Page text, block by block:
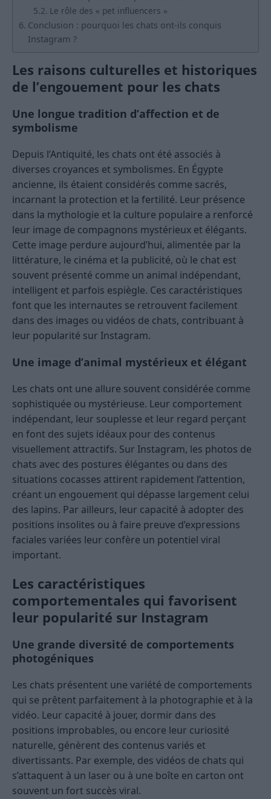
Le rôle des « pet influencers »
Conclusion : pourquoi les chats ont-ils conquis
Instagram ?
Les raisons culturelles et historiques
de l’engouement pour les chats
Une longue tradition d’affection et de
symbolisme
Depuis l’Antiquité, les chats ont été associés à
diverses croyances et symbolismes. En Égypte
ancienne, ils étaient considérés comme sacrés,
incarnant la protection et la fertilité. Leur présence
dans la mythologie et la culture populaire a renforcé
leur image de compagnons mystérieux et élégants.
Cette image perdure aujourd’hui, alimentée par la
littérature, le cinéma et la publicité, où le chat est
souvent présenté comme un animal indépendant,
intelligent et parfois espiègle. Ces caractéristiques
font que les internautes se retrouvent facilement
dans des images ou vidéos de chats, contribuant à
leur popularité sur Instagram.
Une image d’animal mystérieux et élégant
Les chats ont une allure souvent considérée comme
sophistiquée ou mystérieuse. Leur comportement
indépendant, leur souplesse et leur regard perçant
en font des sujets idéaux pour des contenus
visuellement attractifs. Sur Instagram, les photos de
chats avec des postures élégantes ou dans des
situations cocasses attirent rapidement l’attention,
créant un engouement qui dépasse largement celui
des lapins. Par ailleurs, leur capacité à adopter des
positions insolites ou à faire preuve d’expressions
faciales variées leur confère un potentiel viral
important.
Les caractéristiques
comportementales qui favorisent
leur popularité sur Instagram
Une grande diversité de comportements
photogéniques
Les chats présentent une variété de comportements
qui se prêtent parfaitement à la photographie et à la
vidéo. Leur capacité à jouer, dormir dans des
positions improbables, ou encore leur curiosité
naturelle, génèrent des contenus variés et
divertissants. Par exemple, des vidéos de chats qui
s’attaquent à un laser ou à une boîte en carton ont
souvent un fort succès viral.